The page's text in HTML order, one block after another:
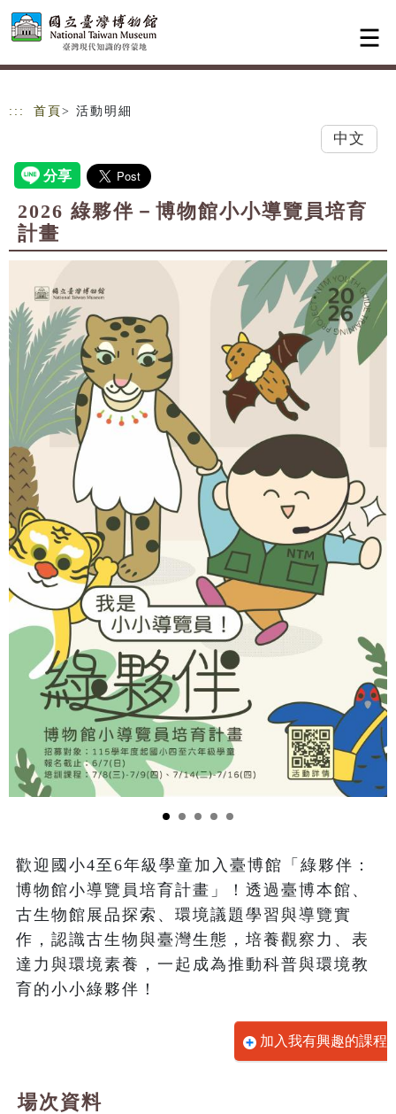
跳到主要內容
網站導覽
::: 首頁 > 活動明細
中文
2026 綠夥伴－博物館小小導覽員培育
計畫
歡迎國小4至6年級學童加入臺博館「綠夥伴：
博物館小導覽員培育計畫」！透過臺博本館、
古生物館展品探索、環境議題學習與導覽實
作，認識古生物與臺灣生態，培養觀察力、表
達力與環境素養，一起成為推動科普與環境教
育的小小綠夥伴！
加入我有興趣的課程
場次資料